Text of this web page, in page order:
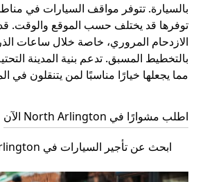
بالسيارة. تتوفر مواقف السيارات في
توفرها قد يختلف حسب الموقع والوقت.
الازدحام المروري، خاصة خلال ساعات
بالتخطيط المسبق. تدعم بنية المدينة
مما يجعلها خيارًا مناسبًا لمن يتنقلون في
اطلب مشوارًا في North Arlington الآن
ابحث عن تأجير السيارات في North Arlington مع أوبر